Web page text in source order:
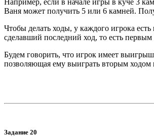
Ваня может получить 5 или 6 камней.
Чтобы делать ходы, у каждого игрока
сделавший последний ход, то есть
Будем говорить, что игрок имеет
позволяющая ему выиграть вторым ходом
Задание 20